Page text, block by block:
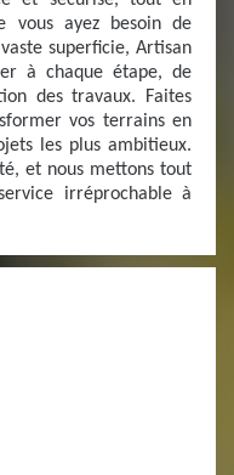
vous ayez besoin de
superficie, Artisan
à chaque étape, de
des travaux. Faites
vos terrains en
les plus ambitieux.
et nous mettons tout
irréprochable à